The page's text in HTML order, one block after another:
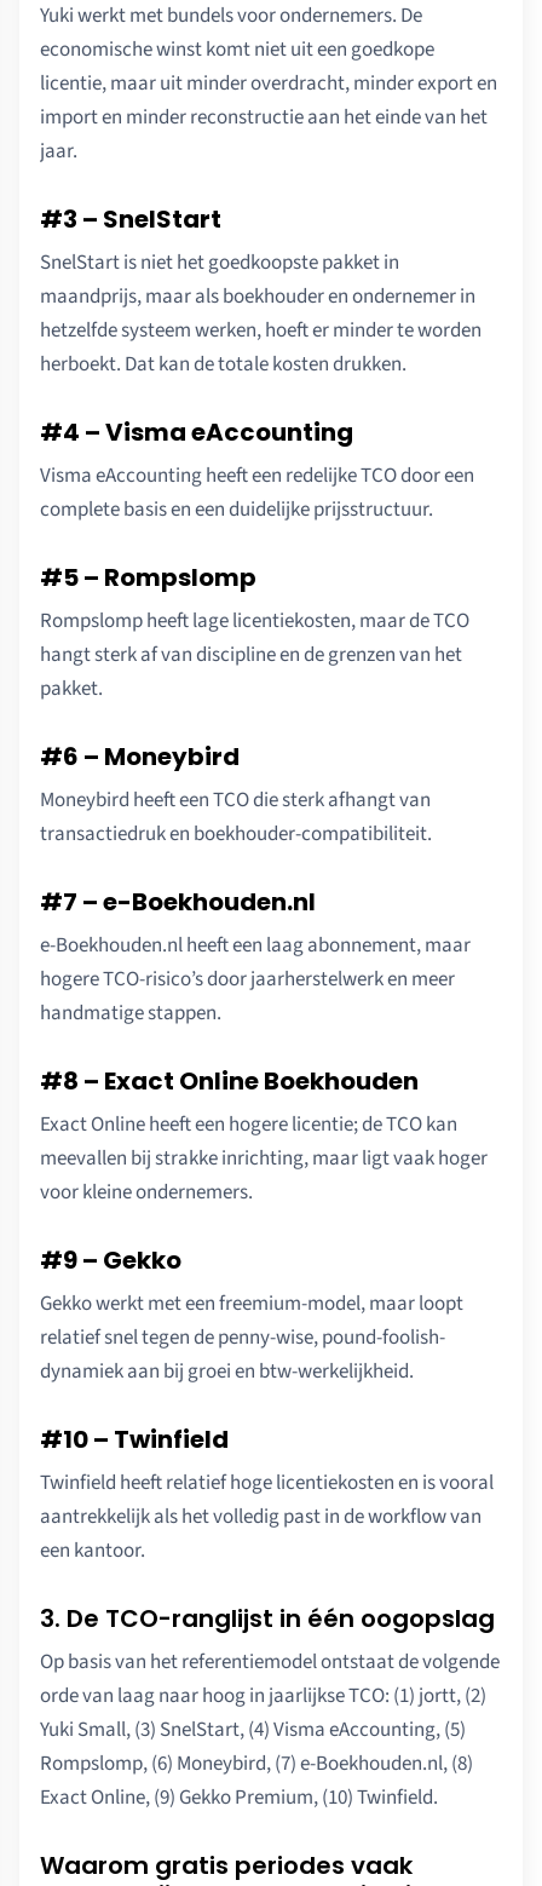
Yuki werkt met bundels voor ondernemers. De
economische winst komt niet uit een goedkope
licentie, maar uit minder overdracht, minder export en
import en minder reconstructie aan het einde van het
jaar.
#3 – SnelStart
SnelStart is niet het goedkoopste pakket in
maandprijs, maar als boekhouder en ondernemer in
hetzelfde systeem werken, hoeft er minder te worden
herboekt. Dat kan de totale kosten drukken.
#4 – Visma eAccounting
Visma eAccounting heeft een redelijke TCO door een
complete basis en een duidelijke prijsstructuur.
#5 – Rompslomp
Rompslomp heeft lage licentiekosten, maar de TCO
hangt sterk af van discipline en de grenzen van het
pakket.
#6 – Moneybird
Moneybird heeft een TCO die sterk afhangt van
transactiedruk en boekhouder-compatibiliteit.
#7 – e-Boekhouden.nl
e-Boekhouden.nl heeft een laag abonnement, maar
hogere TCO-risico’s door jaarherstelwerk en meer
handmatige stappen.
#8 – Exact Online Boekhouden
Exact Online heeft een hogere licentie; de TCO kan
meevallen bij strakke inrichting, maar ligt vaak hoger
voor kleine ondernemers.
#9 – Gekko
Gekko werkt met een freemium-model, maar loopt
relatief snel tegen de penny-wise, pound-foolish-
dynamiek aan bij groei en btw-werkelijkheid.
#10 – Twinfield
Twinfield heeft relatief hoge licentiekosten en is vooral
aantrekkelijk als het volledig past in de workflow van
een kantoor.
3. De TCO-ranglijst in één oogopslag
Op basis van het referentiemodel ontstaat de volgende
orde van laag naar hoog in jaarlijkse TCO: (1) jortt, (2)
Yuki Small, (3) SnelStart, (4) Visma eAccounting, (5)
Rompslomp, (6) Moneybird, (7) e-Boekhouden.nl, (8)
Exact Online, (9) Gekko Premium, (10) Twinfield.
Waarom gratis periodes vaak